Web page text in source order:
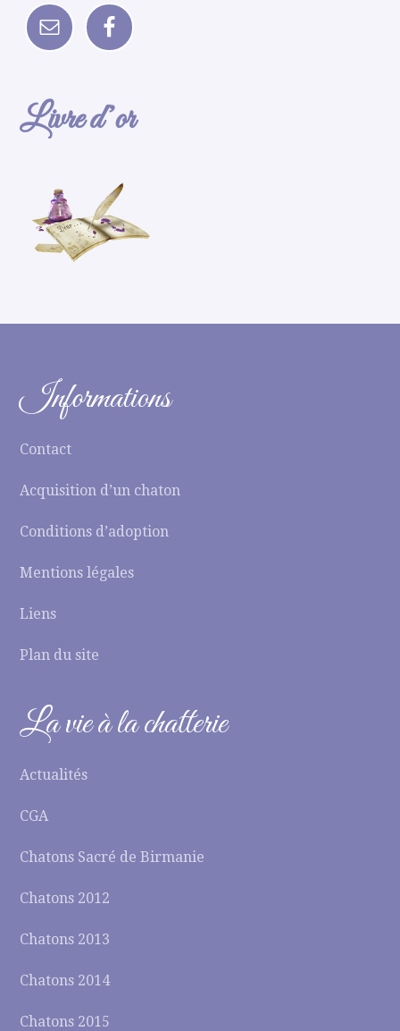
Livre d’or
Informations
Contact
Acquisition d’un chaton
Conditions d’adoption
Mentions légales
Liens
Plan du site
La vie à la chatterie
Actualités
CGA
Chatons Sacré de Birmanie
Chatons 2012
Chatons 2013
Chatons 2014
Chatons 2015